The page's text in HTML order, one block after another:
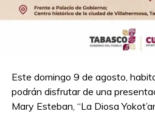
Este domingo 9 de agosto,
podrán disfrutar de una
Mary Esteban, “La Diosa